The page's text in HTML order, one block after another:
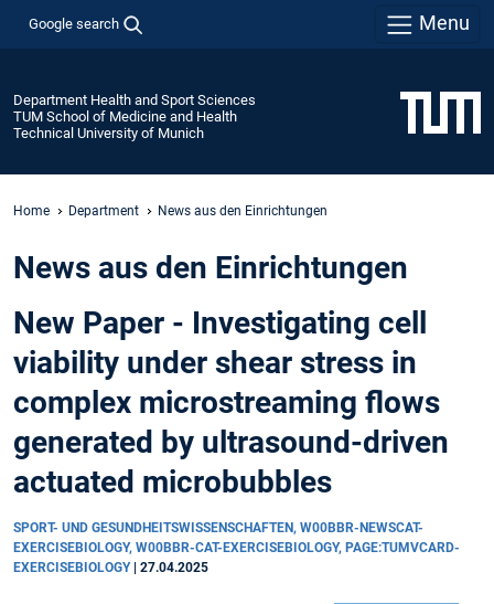
Google search Menu
Department Health and Sport Sciences
TUM School of Medicine and Health
Technical University of Munich
Home Department News aus den Einrichtungen
News aus den Einrichtungen
New Paper - Investigating cell
viability under shear stress in
complex microstreaming flows
generated by ultrasound-driven
actuated microbubbles
SPORT- UND GESUNDHEITSWISSENSCHAFTEN, W00BBR-NEWSCAT-
EXERCISEBIOLOGY, W00BBR-CAT-EXERCISEBIOLOGY, PAGE:TUMVCARD-
EXERCISEBIOLOGY 27.04.2025